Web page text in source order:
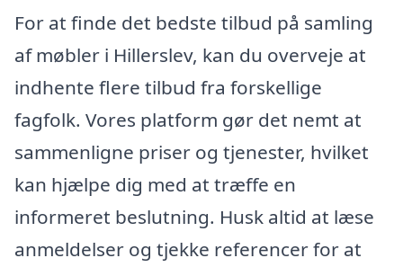
For at finde det bedste tilbud på samling
af møbler i Hillerslev, kan du overveje at
indhente flere tilbud fra forskellige
fagfolk. Vores platform gør det nemt at
sammenligne priser og tjenester, hvilket
kan hjælpe dig med at træffe en
informeret beslutning. Husk altid at læse
anmeldelser og tjekke referencer for at